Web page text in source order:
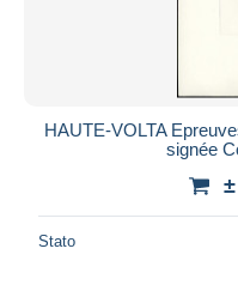
HAUTE-VOLTA
signée
Stato